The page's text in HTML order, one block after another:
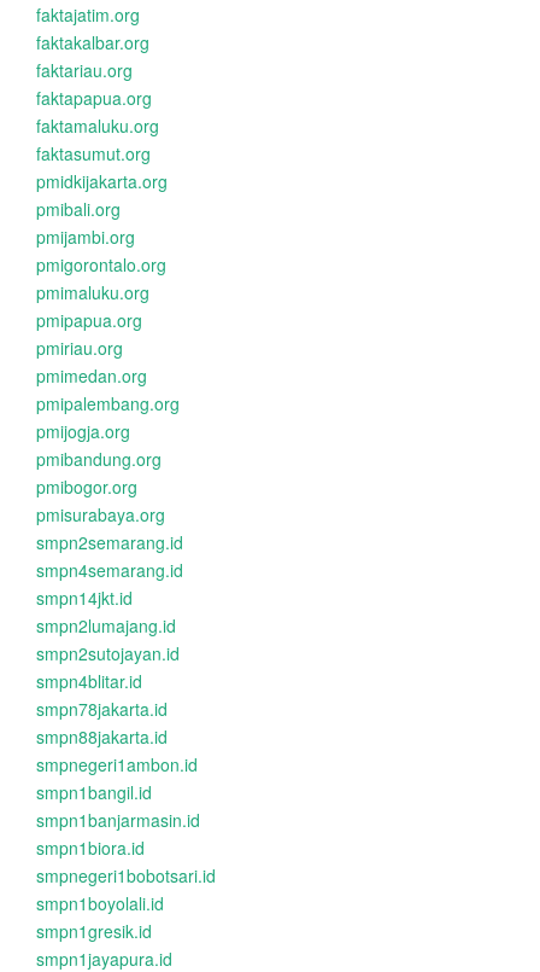
faktajatim.org
faktakalbar.org
faktariau.org
faktapapua.org
faktamaluku.org
faktasumut.org
pmidkijakarta.org
pmibali.org
pmijambi.org
pmigorontalo.org
pmimaluku.org
pmipapua.org
pmiriau.org
pmimedan.org
pmipalembang.org
pmijogja.org
pmibandung.org
pmibogor.org
pmisurabaya.org
smpn2semarang.id
smpn4semarang.id
smpn14jkt.id
smpn2lumajang.id
smpn2sutojayan.id
smpn4blitar.id
smpn78jakarta.id
smpn88jakarta.id
smpnegeri1ambon.id
smpn1bangil.id
smpn1banjarmasin.id
smpn1biora.id
smpnegeri1bobotsari.id
smpn1boyolali.id
smpn1gresik.id
smpn1jayapura.id